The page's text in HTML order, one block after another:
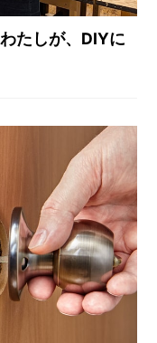
たしが、DIYに